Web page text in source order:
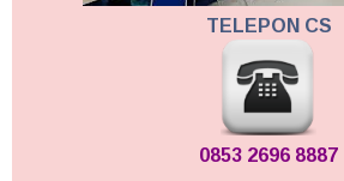
TELEPON CS
0853 2696 8887